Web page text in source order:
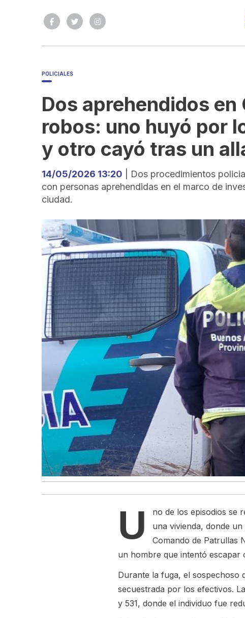
POLICIALES
Dos aprehendidos
robos: uno huyó por
y otro cayó tras un
14/05/2026 13:20 | Dos procedimientos
con personas aprehendidas en el marco de
ciudad.
U
no de los episodios se
una vivienda, donde
Comando de Patrullas
un hombre que intentó escapar
Durante la fuga, el sospechoso
secuestrada por los efectivos.
y 531, donde el individuo fue